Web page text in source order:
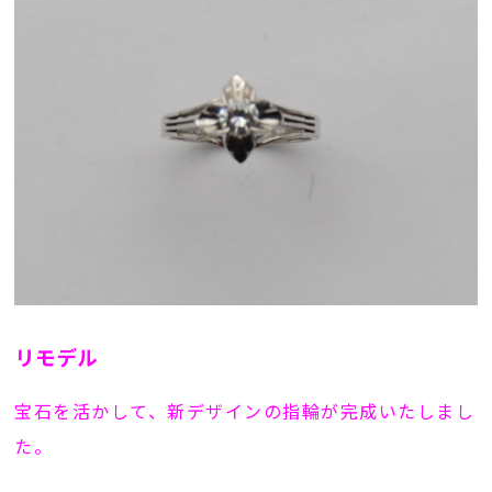
リモデル
宝石を活かして、新デザインの指輪が完成いたしまし
た。